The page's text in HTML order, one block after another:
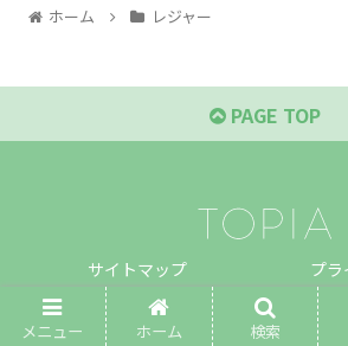
ホーム レジャー
PAGE TOP
サイトマップ
プ
プロフィール
メニュー ホーム 検索